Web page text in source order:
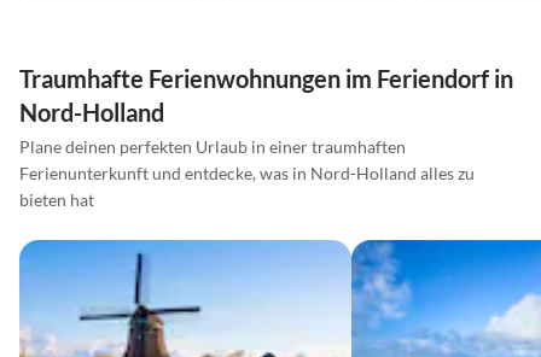
Traumhafte Ferienwohnungen im Feriendorf in
Nord-Holland
Plane deinen perfekten Urlaub in einer traumhaften
Ferienunterkunft und entdecke, was in Nord-Holland alles zu
bieten hat